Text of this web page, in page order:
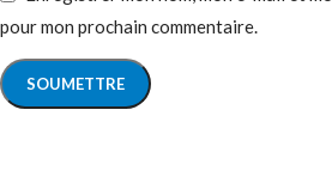
pour mon prochain commentaire.